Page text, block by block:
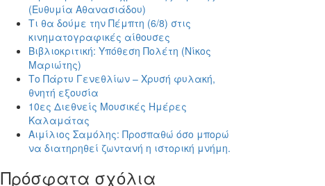
(Ευθυμία Αθανασιάδου)
Τι θα δούμε την Πέμπτη (6/8) στις
κινηματογραφικές αίθουσες
Βιβλιοκριτική: Υπόθεση Πολέτη (Νίκος
Μαριώτης)
Το Πάρτυ Γενεθλίων – Χρυσή φυλακή,
θνητή εξουσία
10ες Διεθνείς Μουσικές Ημέρες
Καλαμάτας
Αιμίλιος Σαμόλης: Προσπαθώ όσο μπορώ
να διατηρηθεί ζωντανή η ιστορική μνήμη.
Πρόσφατα σχόλια